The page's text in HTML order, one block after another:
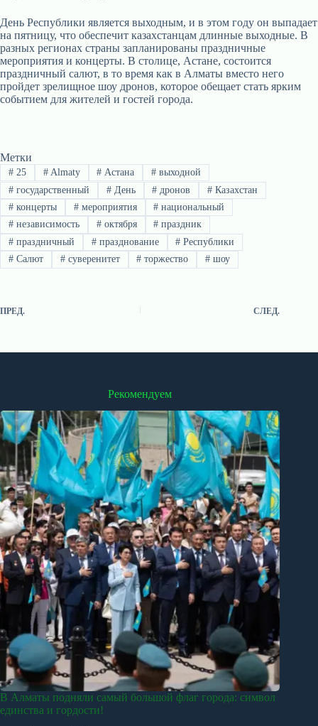
День Республики является выходным, и в этом году он выпадает
на пятницу, что обеспечит казахстанцам длинные выходные. В
разных регионах страны запланированы праздничные
мероприятия и концерты. В столице, Астане, состоится
праздничный салют, в то время как в Алматы вместо него
пройдет зрелищное шоу дронов, которое обещает стать ярким
событием для жителей и гостей города.
Метки
#25 #Almaty # Астана # выходной
#государственный #День # дронов # Казахстан
#концерты #мероприятия # национальный
#независимость #октября # праздник
#праздничный #празднование # Республики
#Салют #суверенитет # торжество # шоу
ПРЕД. СЛЕД.
Рекомендуем
В Алматы подняли самый большой флаг города: символ
единства и гордости!